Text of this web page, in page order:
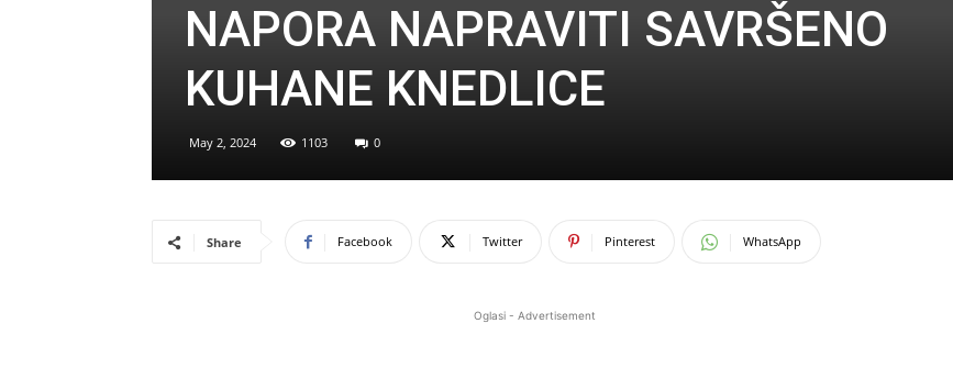
NAPORA NAPRAVITI SAVRŠENO
KUHANE KNEDLICE
May 2, 2024 1103 0
Share Facebook Twitter Pinterest WhatsApp
Oglasi - Advertisement